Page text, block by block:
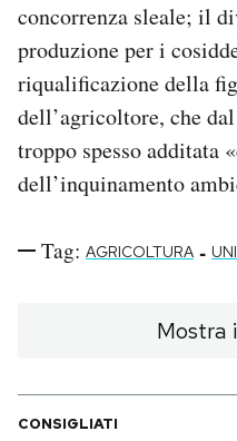
concorrenza sleale; il
produzione per i
riqualificazione della
dell’agricoltore, che
troppo spesso additata
dell’inquinamento
Tag: AGRICOLTURA -
Mostra
CONSIGLIATI